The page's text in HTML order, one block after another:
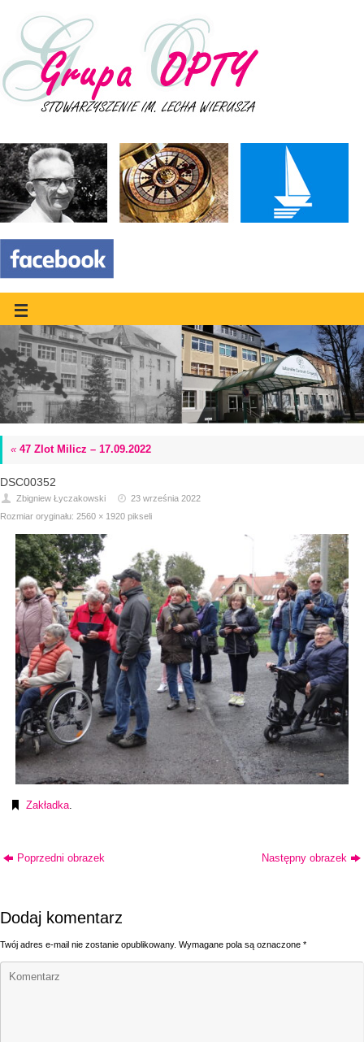
« 47 Zlot Milicz – 17.09.2022
DSC00352
Zbigniew Łyczakowski
23 września 2022
Rozmiar oryginału: 2560 × 1920 pikseli
Zakładka
Poprzedni obrazek Następny obrazek
Dodaj komentarz
Twój adres e-mail nie zostanie opublikowany. Wymagane pola są oznaczone *